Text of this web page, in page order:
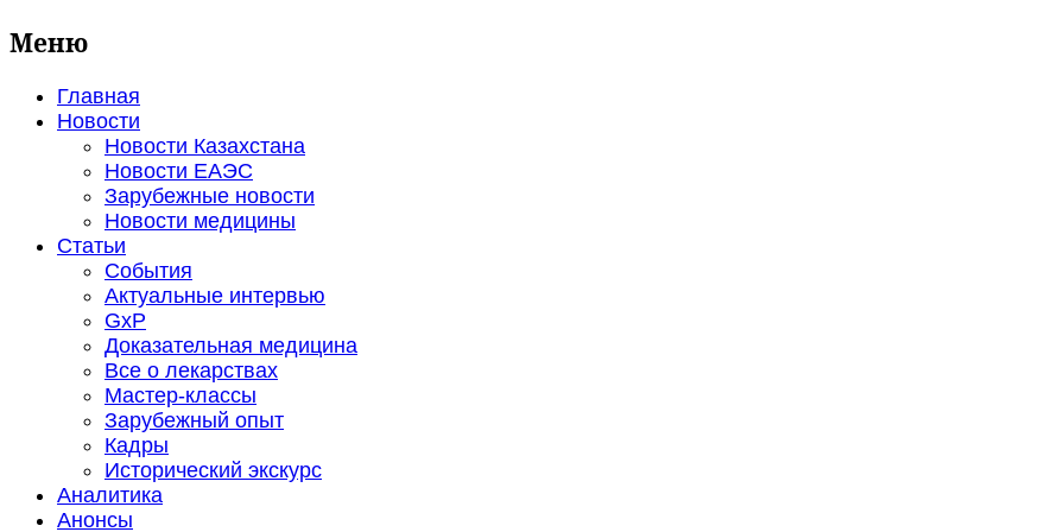
Меню
Главная
Новости
Новости Казахстана
Новости ЕАЭС
Зарубежные новости
Новости медицины
Статьи
События
Актуальные интервью
GxP
Доказательная медицина
Все о лекарствах
Мастер-классы
Зарубежный опыт
Кадры
Исторический экскурс
Аналитика
Анонсы